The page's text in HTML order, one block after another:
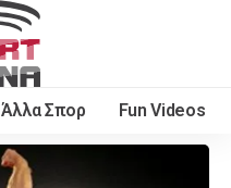
Άλλα Σπορ Fun Videos